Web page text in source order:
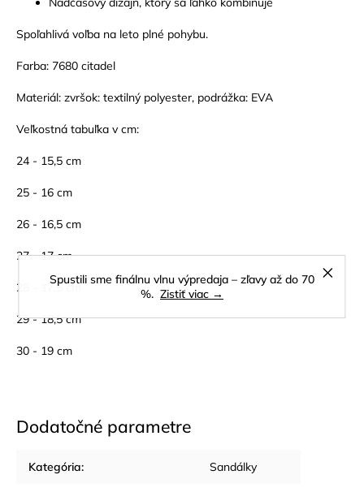
Spustili sme finálnu vlnu výpredaja – zľavy až do 70
%. Zistiť viac →
Spoľahlivá voľba na leto plné pohybu.
Farba: 7680 citadel
Materiál: zvršok: textilný polyester, podrážka: EVA
Veľkostná tabuľka v cm:
24 - 15,5 cm
25 - 16 cm
26 - 16,5 cm
27 - 17 cm
28 - 17,5 cm
29 - 18,5 cm
30 - 19 cm
Dodatočné parametre
Kategória: Sandálky